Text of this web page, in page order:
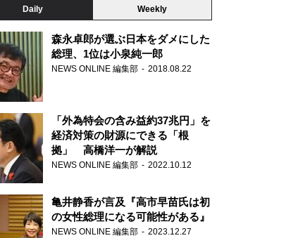
Daily Weekly
森永卓郎が選ぶ日本をダメにした
総理、1位は小泉純一郎
NEWS ONLINE 編集部 2018.08.22
「外為特会の含み益約37兆円」を
経済対策の財源にできる「根
拠」 高橋洋一が解説
NEWS ONLINE 編集部 2022.10.12
亀井静香が言及『高市早苗氏は初
の女性総理になる可能性がある』
NEWS ONLINE 編集部 2023.12.27